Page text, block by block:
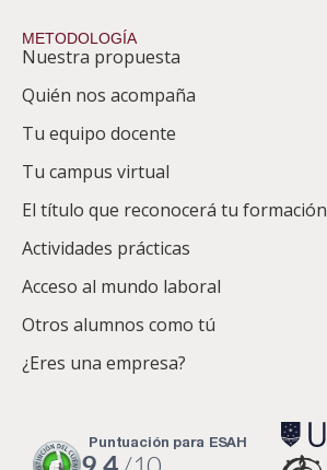
METODOLOGÍA
Nuestra propuesta
Quién nos acompaña
Tu equipo docente
Tu campus virtual
El título que reconocerá tu formación
Actividades prácticas
Acceso al mundo laboral
Otros alumnos como tú
¿Eres una empresa?
puntuación para ESAH